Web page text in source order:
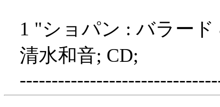
1 "ショパン : バラー
清水和音; CD;